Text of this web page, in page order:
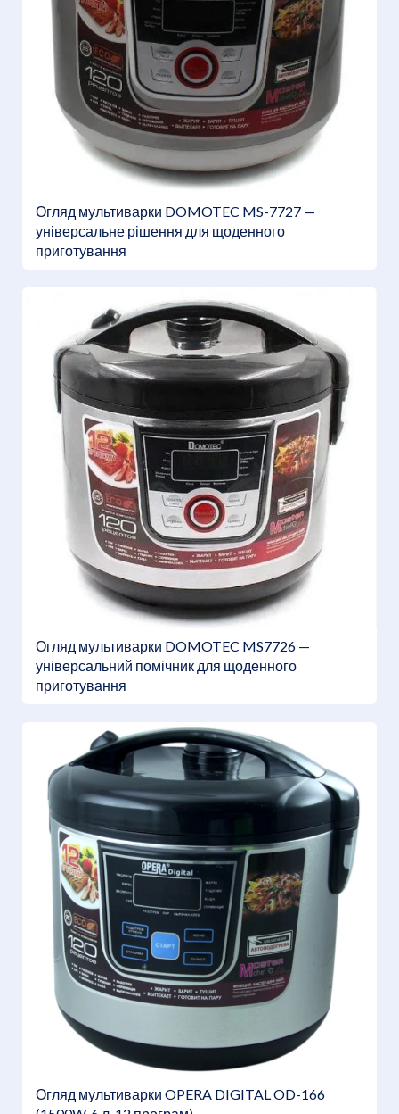
Огляд мультиварки DOMOTEC MS-7727 —
універсальне рішення для щоденного
приготування
Огляд мультиварки DOMOTEC MS7726 —
універсальний помічник для щоденного
приготування
Огляд мультиварки OPERA DIGITAL OD-166